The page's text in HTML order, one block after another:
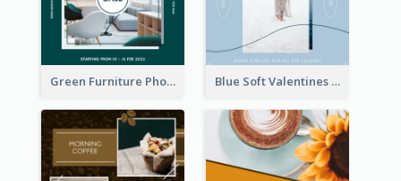
Green Furniture Photo Furniture Sale Instagram Post Blue Soft Valentines Day Limited Sale Instagram Post